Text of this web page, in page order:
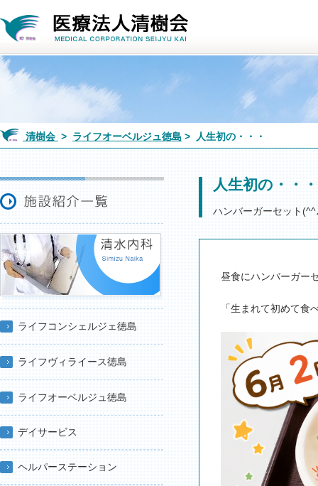
清樹会 > ライフオーベルジュ徳島 > 人生初の・・・
ライフコンシェルジェ徳島
ライフヴィライース徳島
ライフオーベルジュ徳島
デイサービス
ヘルパーステーション
人生初の・・
ハンバーガーセット
昼食にハンバーガー
「生まれて初めて食